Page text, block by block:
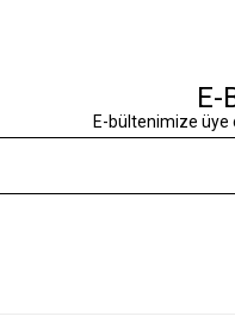
E-
E-bültenimize üye